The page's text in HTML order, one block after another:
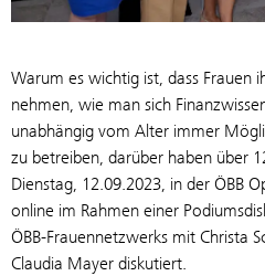
Warum es wichtig ist, dass Frauen
nehmen, wie man sich
unabhängig vom Alter immer
zu betreiben, darüber haben über
Dienstag, 12.09.2023, in der ÖBB
online im Rahmen einer
ÖBB-Frauennetzwerks mit Christa
Claudia Mayer diskutiert.